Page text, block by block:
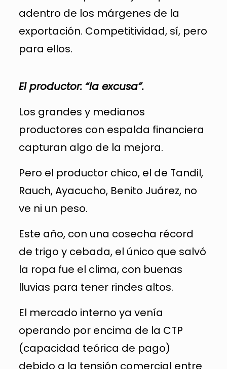
adentro de los márgenes de la
exportación. Competitividad, sí, pero
para ellos.
El productor: “la excusa”.
Los grandes y medianos
productores con espalda financiera
capturan algo de la mejora.
Pero el productor chico, el de Tandil,
Rauch, Ayacucho, Benito Juárez, no
ve ni un peso.
Este año, con una cosecha récord
de trigo y cebada, el único que salvó
la ropa fue el clima, con buenas
lluvias para tener rindes altos.
El mercado interno ya venía
operando por encima de la CTP
(capacidad teórica de pago)
debido a la tensión comercial entre